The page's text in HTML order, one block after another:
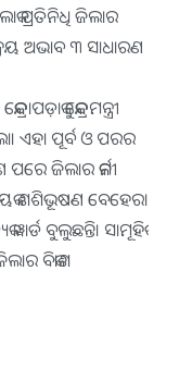
ପ୍ରତିନିଧି ଜିଲାର
ଅଭାବ ୩ ସାଧାରଣ
କେନ୍ଦ୍ରମନ୍ତ୍ରୀ
ଏହା ପୂର୍ବ ଓ ପରର
ପରେ ଜିଲାର କର୍ମୀ
ଶଶିଭୂଷଣ ବେହେରା
ବୁଲୁଛନ୍ତି। ସାମୂହିକ
ବିକାଶ